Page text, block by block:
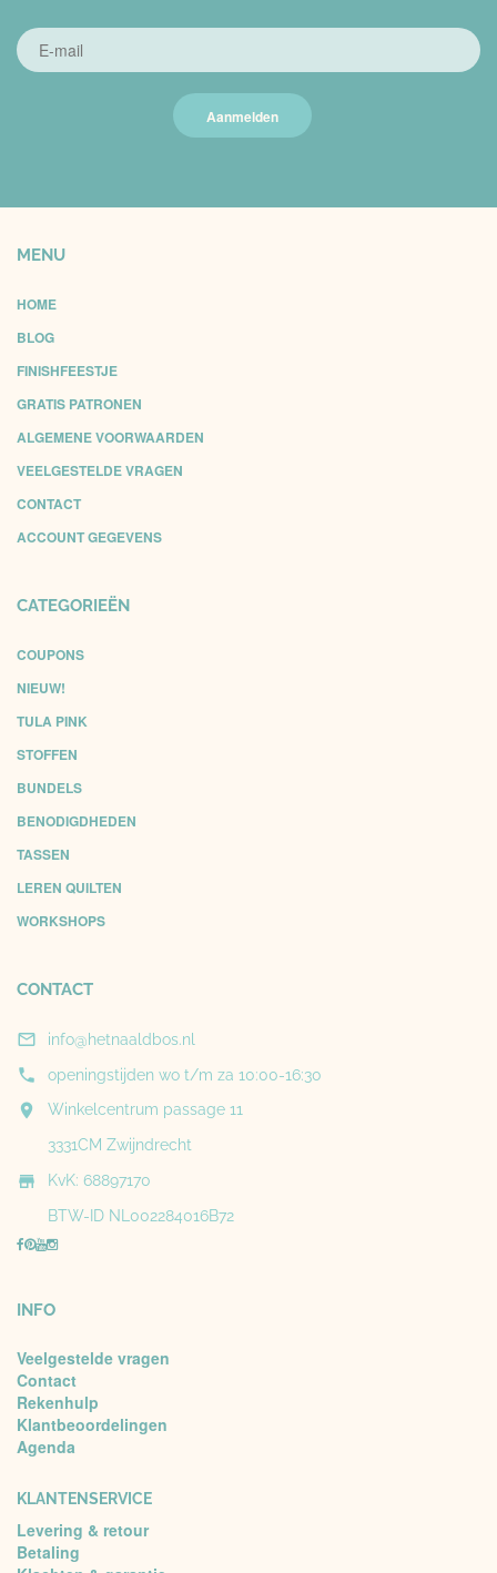
Aanmelden
MENU
HOME
BLOG
FINISHFEESTJE
GRATIS PATRONEN
ALGEMENE VOORWAARDEN
VEELGESTELDE VRAGEN
CONTACT
ACCOUNT GEGEVENS
CATEGORIEËN
COUPONS
NIEUW!
TULA PINK
STOFFEN
BUNDELS
BENODIGDHEDEN
TASSEN
LEREN QUILTEN
WORKSHOPS
CONTACT
 info@hetnaaldbos.nl
 openingstijden wo t/m za 10:00-16:30

Winkelcentrum passage 11
3331CM Zwijndrecht

KvK: 68897170
BTW-ID NL002284016B72
INFO
Veelgestelde vragen
Contact
Rekenhulp
Klantbeoordelingen
Agenda
KLANTENSERVICE
Levering & retour
Betaling